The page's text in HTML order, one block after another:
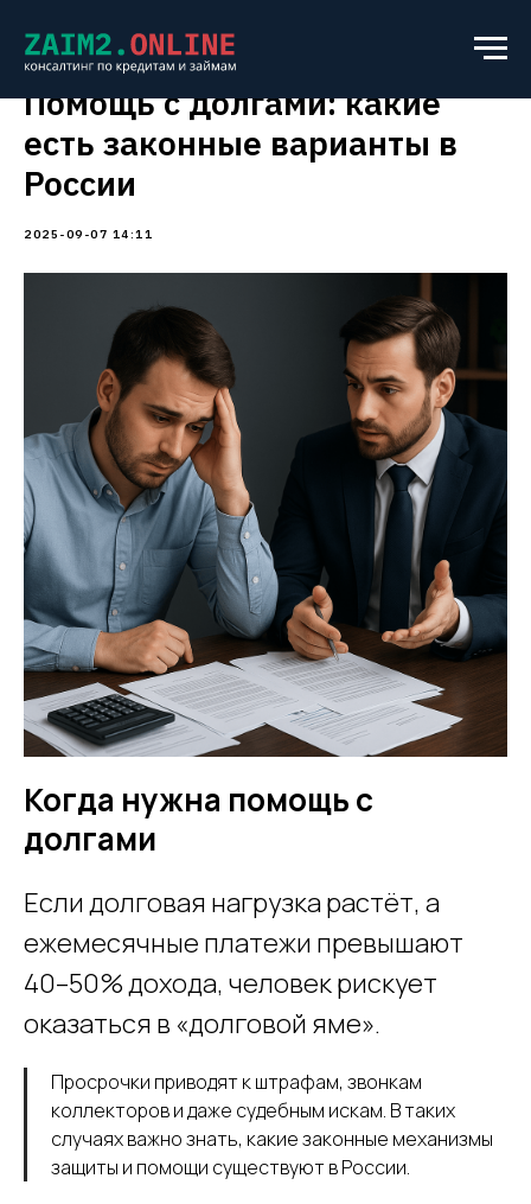
Помощь с долгами: какие
есть законные варианты в
России
2025-09-07 14:11
Когда нужна помощь с
долгами
Если долговая нагрузка растёт, а
ежемесячные платежи превышают
40–50% дохода, человек рискует
оказаться в «долговой яме».
Просрочки приводят к штрафам, звонкам
коллекторов и даже судебным искам. В таких
случаях важно знать, какие законные механизмы
защиты и помощи существуют в России.